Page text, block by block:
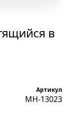
в
Артикул
MH-13023